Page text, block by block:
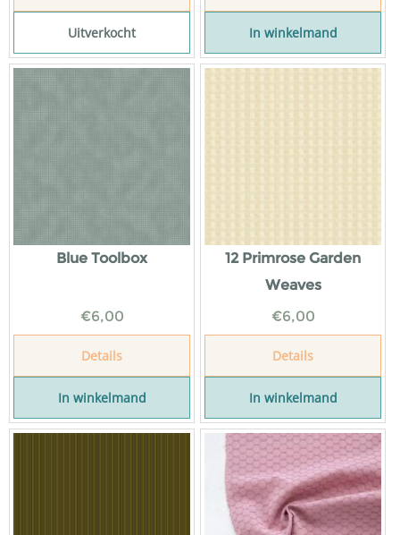
Uitverkocht In winkelmand
Blue Toolbox
€6,00
Details
In winkelmand
12 Primrose Garden
Weaves
€6,00
Details
In winkelmand